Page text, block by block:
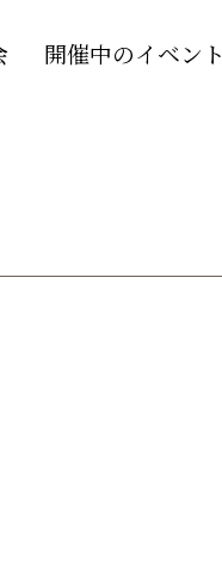
開催中のイベント